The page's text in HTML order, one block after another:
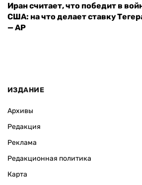
Иран считает, что победит в
США: на что делает ставку
— AP
ИЗДАНИЕ
Архивы
Редакция
Реклама
Редакционная политика
Карта